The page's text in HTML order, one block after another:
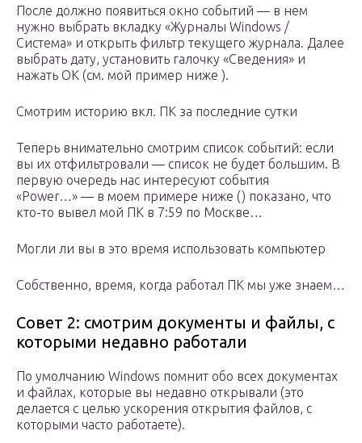
После должно появиться окно событий — в нем
нужно выбрать вкладку «Журналы Windows /
Система» и открыть фильтр текущего журнала. Далее
выбрать дату, установить галочку «Сведения» и
нажать OK (см. мой пример ниже ).
Смотрим историю вкл. ПК за последние сутки
Теперь внимательно смотрим список событий: если
вы их отфильтровали — список не будет большим. В
первую очередь нас интересуют события
«Power…» — в моем примере ниже () показано, что
кто-то вывел мой ПК в 7:59 по Москве…
Могли ли вы в это время использовать компьютер
Собственно, время, когда работал ПК мы уже знаем…
Совет 2: смотрим документы и файлы, с
которыми недавно работали
По умолчанию Windows помнит обо всех документах
и файлах, которые вы недавно открывали (это
делается с целью ускорения открытия файлов, с
которыми часто работаете).